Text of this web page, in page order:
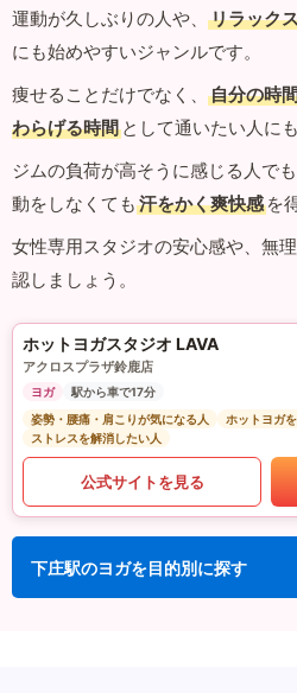
運動が久しぶりの人や、
リラック
にも始めやすいジャンルです。
痩せることだけでなく、
自分の時
わらげる時間 として通いたい人に
ジムの負荷が高そうに感じる人で
動をしなくても 汗をかく爽快感 を
女性専用スタジオの安心感や、無
認しましょう。
ホットヨガスタジオ LAVA
アクロスプラザ鈴鹿店
ヨガ
駅から車で17分
姿勢・腰痛・肩こりが気になる人
ホットヨガ
ストレスを解消したい人
公式サイトを見る
下庄駅のヨガを目的別に探す